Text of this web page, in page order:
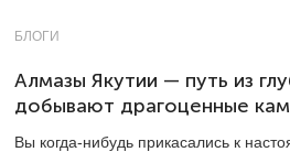
БЛОГИ
Алмазы Якутии — путь из
добывают драгоценные
Вы когда-нибудь прикасались к